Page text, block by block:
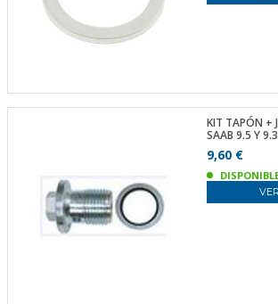
KIT TAPÓN +
SAAB 9.5 Y
9,60 €